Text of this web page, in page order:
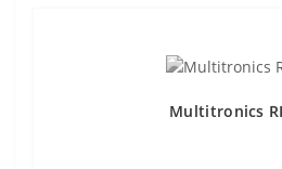
Multitronics